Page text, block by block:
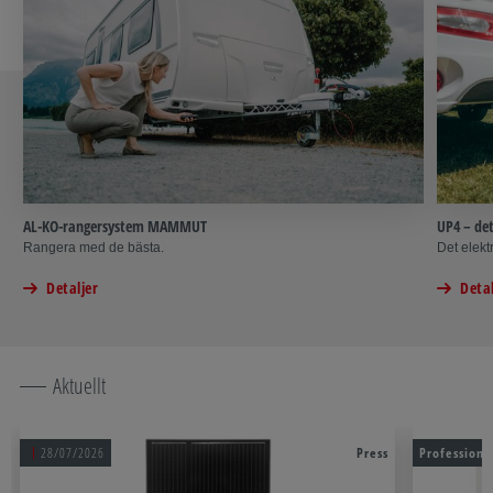
AL-KO-rangersystem MAMMUT
Rangera med de bästa.
Detaljer
UP4 –
Det
Aktuellt
28/07/2026 Press